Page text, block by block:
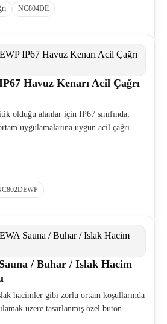
NC804DE
Havuz Kenarı Acil Çağrı
olduğu alanlar için IP67 sınıfında;
uygulamalarına uygun acil çağrı
/ Buhar / Islak Hacim
hacimler gibi zorlu ortam koşullarında
üzere tasarlanmış özel buton